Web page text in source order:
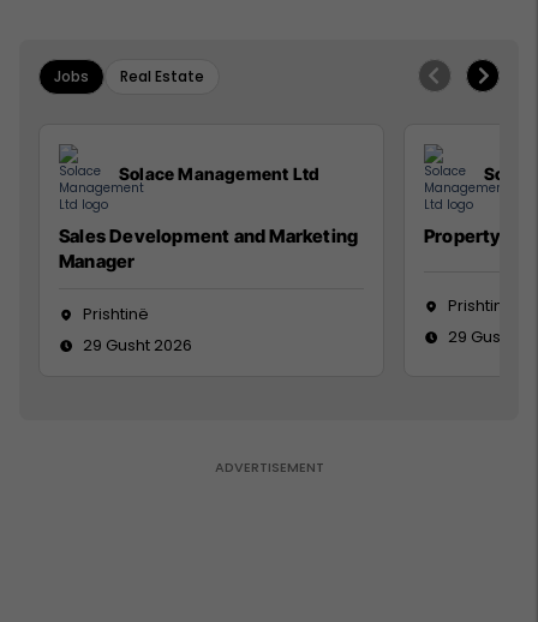
Jobs Real Estate
Solace Management Ltd
Sales Development and Marketing
Manager
Prishtinë
29 Gusht 2026
Property
Prishtinë
29 Gusht